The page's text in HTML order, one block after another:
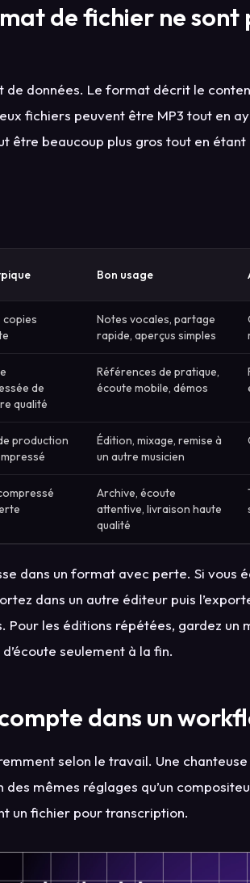
de fichier ne sont
données. Le format décrit le
fichiers peuvent être MP3 tout en
être beaucoup plus gros tout en
Bon usage
copies
Notes vocales, partage
rapide, aperçus simples
de
qualité
Références de pratique,
écoute mobile, démos
production
Édition, mixage, remise à
un autre musicien
Archive, écoute
attentive, livraison haute
qualité
dans un format avec perte. Si vous
dans un autre éditeur puis
Pour les éditions répétées, gardez un
seulement à la fin.
dans un
selon le travail. Une
des mêmes réglages qu’un
un fichier pour transcription.